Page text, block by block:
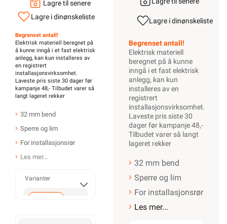
Lagre til senere
Lagre i dinønskeliste
Begrenset antall!
Elektrisk materiell beregnet på
å kunne inngå i et fast elektrisk
anlegg, kan kun installeres av
en registrert
installasjonsvirksomhet.
Laveste pris siste 30 dager før
kampanje 48,- Tilbudet varer så
langt lageret rekker
32 mm bend
Sperre og lim
For installasjonsrør
Les mer...
Varianter
Lagre i dinønskeliste
Begrenset antall!
Elektrisk materiell
beregnet på å kunne
inngå i et fast elektrisk
anlegg, kan kun
installeres av en
registrert
installasjonsvirksomhet.
Laveste pris siste 30
dager før kampanje 48,-
Tilbudet varer så langt
lageret rekker
32 mm bend
Sperre og lim
For installasjonsrør
Les mer...